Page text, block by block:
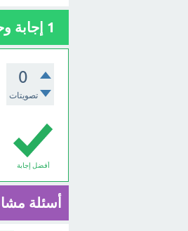
1 إجابة
0
تصويتات
أفضل إجابة
أسئلة